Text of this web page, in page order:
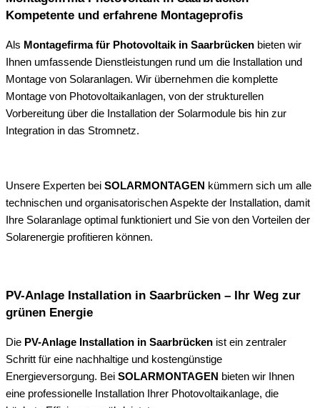
Kompetente und erfahrene Montageprofis
Als Montagefirma für Photovoltaik in Saarbrücken bieten wir
Ihnen umfassende Dienstleistungen rund um die Installation und
Montage von Solaranlagen. Wir übernehmen die komplette
Montage von Photovoltaikanlagen, von der strukturellen
Vorbereitung über die Installation der Solarmodule bis hin zur
Integration in das Stromnetz.
Unsere Experten bei SOLARMONTAGEN kümmern sich um alle
technischen und organisatorischen Aspekte der Installation, damit
Ihre Solaranlage optimal funktioniert und Sie von den Vorteilen der
Solarenergie profitieren können.
PV-Anlage Installation in Saarbrücken – Ihr Weg zur
grünen Energie
Die PV-Anlage Installation in Saarbrücken ist ein zentraler
Schritt für eine nachhaltige und kostengünstige
Energieversorgung. Bei SOLARMONTAGEN bieten wir Ihnen
eine professionelle Installation Ihrer Photovoltaikanlage, die